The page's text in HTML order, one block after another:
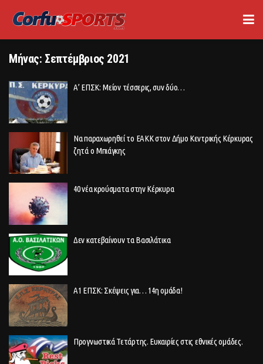
Μήνας: Σεπτέμβριος 2021
Α’ ΕΠΣΚ: Μείον τέσσερις, συν δύο…
Να παραχωρηθεί το ΕΑΚΚ στον Δήμο Κεντρικής Κέρκυρας
ζητά ο Μπιάγκης
40 νέα κρούσματα στην Κέρκυρα
Δεν κατεβαίνουν τα Βασιλάτικα
Α1 ΕΠΣΚ: Σκέψεις για… 14η ομάδα!
Προγνωστικά Τετάρτης. Ευκαιρίες στις εθνικές ομάδες.